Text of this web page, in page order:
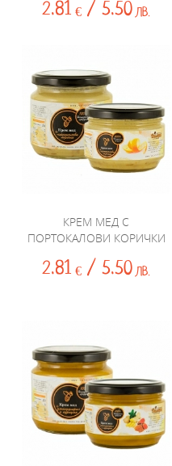
2.81 € / 5.50 ЛВ.
КРЕМ МЕД С
ПОРТОКАЛОВИ КОРИЧКИ
2.81 € / 5.50 ЛВ.